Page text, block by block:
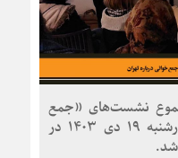
نشست‌های «جمع
خوانی درباره تهران»، روز چهارشنبه 19 دی 1403 در
شد.